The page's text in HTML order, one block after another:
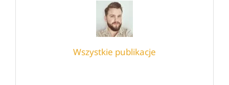
Wszystkie publikacje